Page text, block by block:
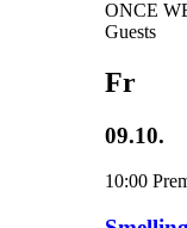
ONCE
Guests
Fr
09.10.
10:00